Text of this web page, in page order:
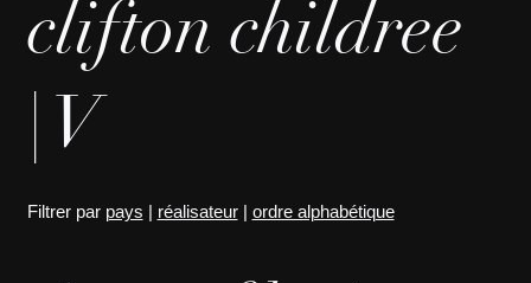
clifton childree
| V
Filtrer par pays | réalisateur| ordre alphabétique